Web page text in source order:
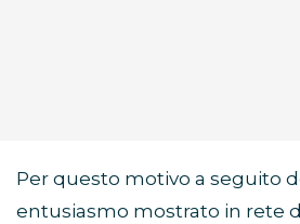
Per questo motivo a seguito
entusiasmo mostrato in rete